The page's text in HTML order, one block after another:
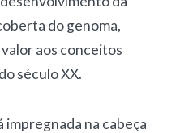
do genoma,
aos conceitos
século XX.
impregnada na cabeça